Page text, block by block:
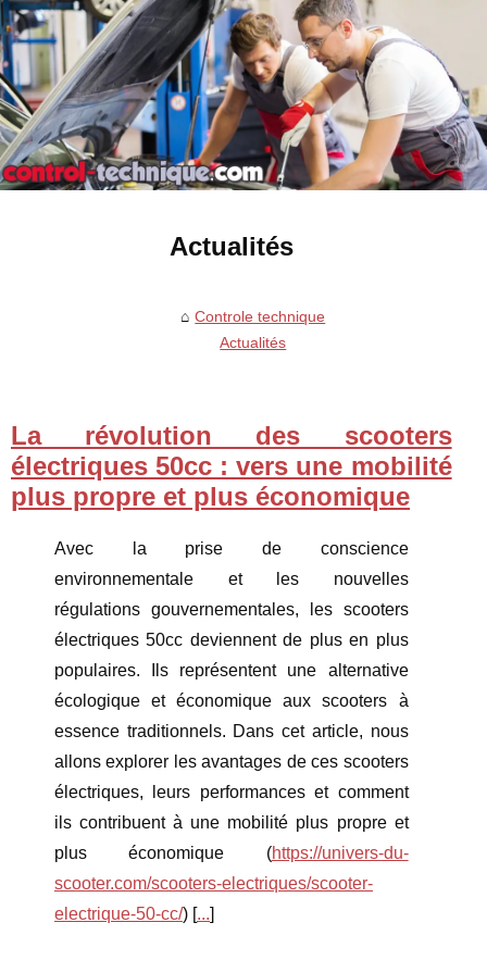
Actualités
Controle technique
Actualités
La révolution des scooters
électriques 50cc : vers une mobilité
plus propre et plus économique
Avec la prise de conscience
environnementale et les nouvelles
régulations gouvernementales, les scooters
électriques 50cc deviennent de plus en plus
populaires. Ils représentent une alternative
écologique et économique aux scooters à
essence traditionnels. Dans cet article, nous
allons explorer les avantages de ces scooters
électriques, leurs performances et comment
ils contribuent à une mobilité plus propre et
plus économique (https://univers-du-
scooter.com/scooters-electriques/scooter-
electrique-50-cc/) [...]